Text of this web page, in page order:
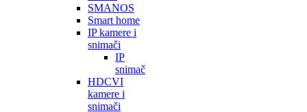
SMANOS
Smart home
IP kamere i
snimači
IP
snimač
HDCVI
kamere i
snimači